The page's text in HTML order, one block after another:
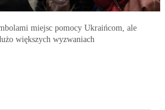
miejsc pomocy Ukraińcom, ale
większych wyzwaniach